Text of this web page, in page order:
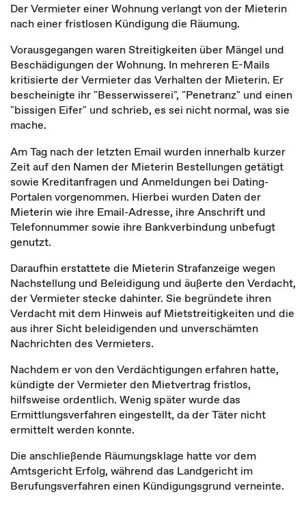
Der Vermieter einer Wohnung verlangt von der Mieterin
nach einer fristlosen Kündigung die Räumung.
Vorausgegangen waren Streitigkeiten über Mängel und
Beschädigungen der Wohnung. In mehreren E-Mails
kritisierte der Vermieter das Verhalten der Mieterin. Er
bescheinigte ihr "Besserwisserei", "Penetranz" und einen
"bissigen Eifer" und schrieb, es sei nicht normal, was sie
mache.
Am Tag nach der letzten Email wurden innerhalb kurzer
Zeit auf den Namen der Mieterin Bestellungen getätigt
sowie Kreditanfragen und Anmeldungen bei Dating-
Portalen vorgenommen. Hierbei wurden Daten der
Mieterin wie ihre Email-Adresse, ihre Anschrift und
Telefonnummer sowie ihre Bankverbindung unbefugt
genutzt.
Daraufhin erstattete die Mieterin Strafanzeige wegen
Nachstellung und Beleidigung und äußerte den Verdacht,
der Vermieter stecke dahinter. Sie begründete ihren
Verdacht mit dem Hinweis auf Mietstreitigkeiten und die
aus ihrer Sicht beleidigenden und unverschämten
Nachrichten des Vermieters.
Nachdem er von den Verdächtigungen erfahren hatte,
kündigte der Vermieter den Mietvertrag fristlos,
hilfsweise ordentlich. Wenig später wurde das
Ermittlungsverfahren eingestellt, da der Täter nicht
ermittelt werden konnte.
Die anschließende Räumungsklage hatte vor dem
Amtsgericht Erfolg, während das Landgericht im
Berufungsverfahren einen Kündigungsgrund verneinte.